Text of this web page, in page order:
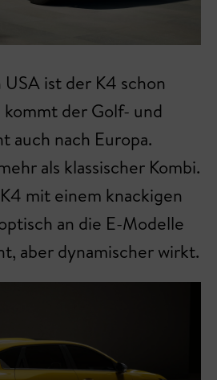
ist der K4 schon
der Golf- und
auch nach Europa.
als klassischer Kombi.
mit einem knackigen
an die E-Modelle
aber dynamischer wirkt.